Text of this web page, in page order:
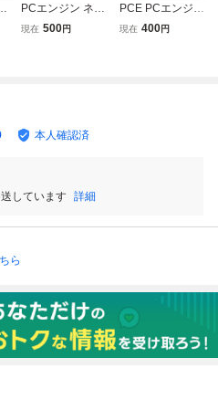
PCエンジン ネク
タリス NECTARIS
現在 500円
PCE PCエンジン
HuCARD ハドソ
現在 400円
本人確認済
しています 詳細
ら